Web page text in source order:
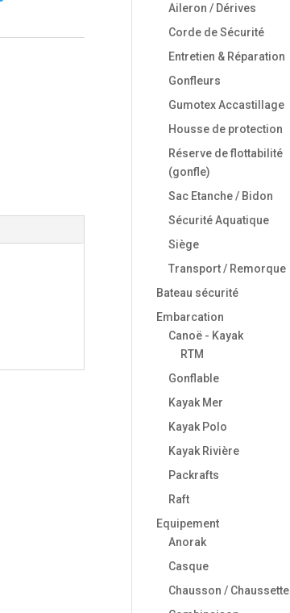
Aileron / Dérives
Corde de Sécurité
Entretien & Réparation
Gonfleurs
Gumotex Accastillage
Housse de protection
Réserve de flottabilité
(gonfle)
Sac Etanche / Bidon
Sécurité Aquatique
Siège
Transport / Remorque
Bateau sécurité
Embarcation
Canoë - Kayak
RTM
Gonflable
Kayak Mer
Kayak Polo
Kayak Rivière
Packrafts
Raft
Equipement
Anorak
Casque
Chausson / Chaussette